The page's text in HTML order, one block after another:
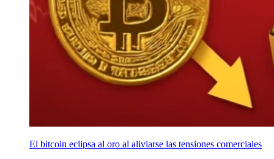
El bitcoin eclipsa al oro al aliviarse las tensiones comerciales